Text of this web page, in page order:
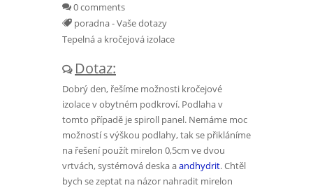
0 comments
poradna - Vaše dotazy
Tepelná a kročejová izolace
Dotaz:
Dobrý den, řešíme možnosti kročejové
izolace v obytném podkroví. Podlaha v
tomto případě je spiroll panel. Nemáme moc
možností s výškou podlahy, tak se přikláníme
na řešení použít mirelon 0,5cm ve dvou
vrtvách, systémová deska aandhydrit. Chtěl
bych se zeptat na názor nahradit mirelon